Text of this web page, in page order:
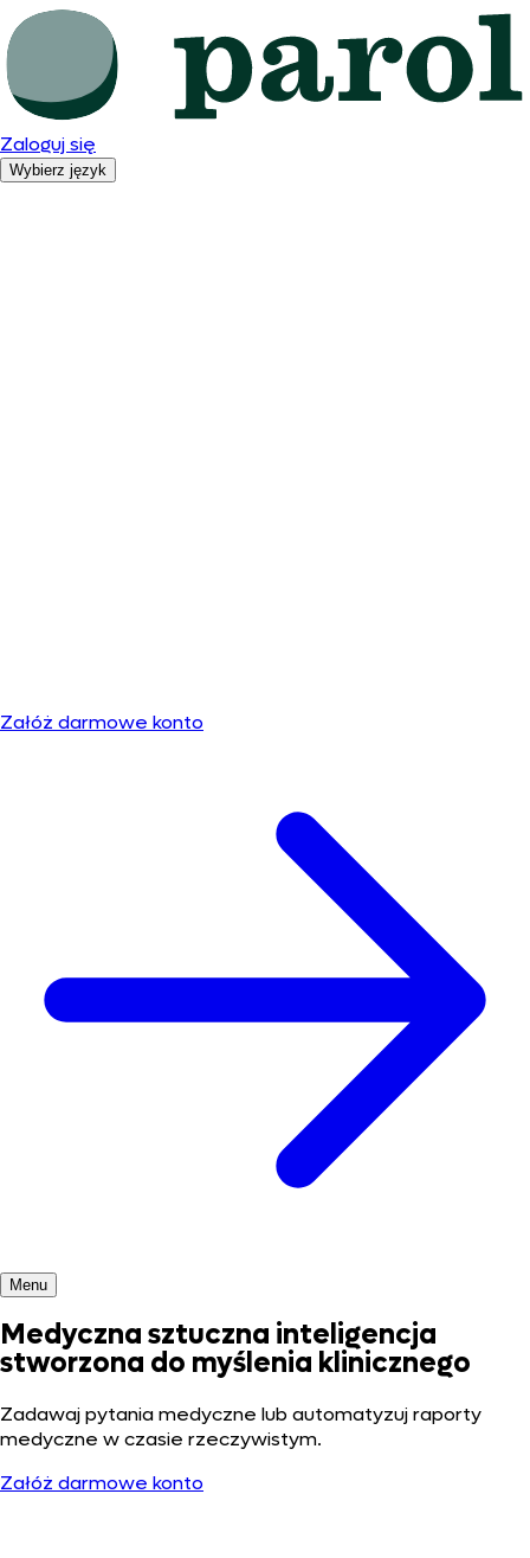
Zaloguj się
Wybierz język
Załóż darmowe konto
Menu
Medyczna sztuczna inteligencja
stworzona do myślenia klinicznego
Zadawaj pytania medyczne lub automatyzuj raporty
medyczne w czasie rzeczywistym.
Załóż darmowe konto